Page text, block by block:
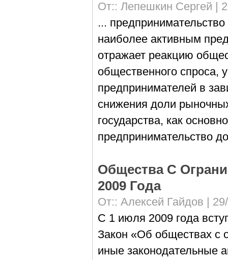
От:: Лепешкин Сергей |
...
наиболее активным
отражает реакцию
общественного спроса,
предпринимателей в
снижения доли
государства, как
предпринимательство
Общества С
2009 Года
От:: Алексей Гайдов |
С 1 июля 2009 года
Закон «Об обществах с
иные законодательные